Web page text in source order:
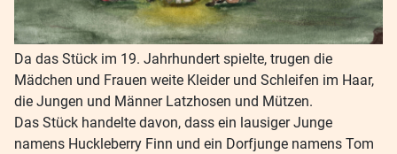
Da das Stück im 19. Jahrhundert spielte, trugen die
Mädchen und Frauen weite Kleider und Schleifen im Haar,
die Jungen und Männer Latzhosen und Mützen.
Das Stück handelte davon, dass ein lausiger Junge
namens Huckleberry Finn und ein Dorfjunge namens Tom